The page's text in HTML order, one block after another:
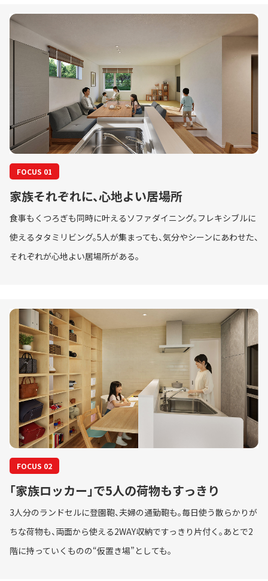
FOCUS 01
家族それぞれに、心地よい居場所
食事もくつろぎも同時に叶えるソファダイニング。フレキシブルに
使えるタタミリビング。5人が集まっても、気分やシーンにあわせた、
それぞれが心地よい居場所がある。
FOCUS 02
「家族ロッカー」で5人の荷物もすっきり
3人分のランドセルに登園鞄、夫婦の通勤鞄も。毎日使う散らかりが
ちな荷物も、両面から使える2WAY収納ですっきり片付く。あとで2
階に持っていくものの“仮置き場”としても。